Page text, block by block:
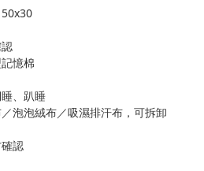
憶棉
、趴睡
泡泡絨布／吸濕排汗布，可拆卸
認